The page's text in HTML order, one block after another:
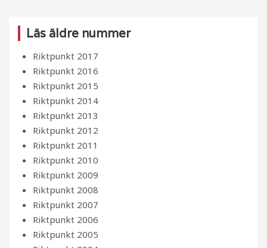
Läs äldre nummer
Riktpunkt 2017
Riktpunkt 2016
Riktpunkt 2015
Riktpunkt 2014
Riktpunkt 2013
Riktpunkt 2012
Riktpunkt 2011
Riktpunkt 2010
Riktpunkt 2009
Riktpunkt 2008
Riktpunkt 2007
Riktpunkt 2006
Riktpunkt 2005